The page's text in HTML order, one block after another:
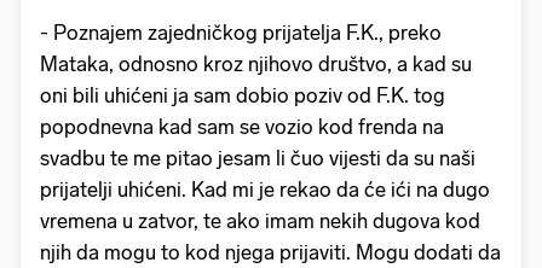
- Poznajem zajedničkog prijatelja F.K., preko
Mataka, odnosno kroz njihovo društvo, a kad su
oni bili uhićeni ja sam dobio poziv od F.K. tog
popodnevna kad sam se vozio kod frenda na
svadbu te me pitao jesam li čuo vijesti da su naši
prijatelji uhićeni. Kad mi je rekao da će ići na dugo
vremena u zatvor, te ako imam nekih dugova kod
njih da mogu to kod njega prijaviti. Mogu dodati da